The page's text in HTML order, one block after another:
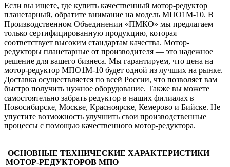
Если вы ищете, где купить качественный мотор-редуктор
планетарный, обратите внимание на модель МПО1М-10. В
Производственном Объединении «ПМКО» мы предлагаем
только сертифицированную продукцию, которая
соответствует высоким стандартам качества. Мотор-
редукторы планетарные от производителя — это надежное
решение для вашего бизнеса. Мы гарантируем, что цена на
мотор-редуктор МПО1М-10 будет одной из лучших на рынке.
Доставка осуществляется по всей России, что позволяет вам
быстро получить нужное оборудование. Также вы можете
самостоятельно забрать редуктор в наших филиалах в
Новосибирске, Москве, Красноярске, Кемерово и Бийске. Не
упустите возможность улучшить свои производственные
процессы с помощью качественного мотор-редуктора.
ОСНОВНЫЕ ТЕХНИЧЕСКИЕ ХАРАКТЕРИСТИКИ
МОТОР-РЕДУКТОРОВ МПО